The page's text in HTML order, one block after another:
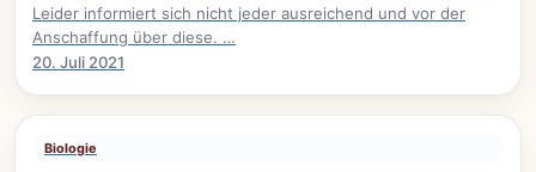
Leider informiert sich nicht jeder ausreichend und vor der
Anschaffung über diese. …
20. Juli 2021
Biologie